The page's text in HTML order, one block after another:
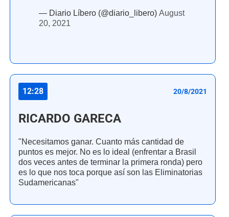
— Diario Líbero (@diario_libero) August
20, 2021
12:28 20/8/2021
RICARDO GARECA
"Necesitamos ganar. Cuanto más cantidad de
puntos es mejor. No es lo ideal (enfrentar a Brasil
dos veces antes de terminar la primera ronda) pero
es lo que nos toca porque así son las Eliminatorias
Sudamericanas"